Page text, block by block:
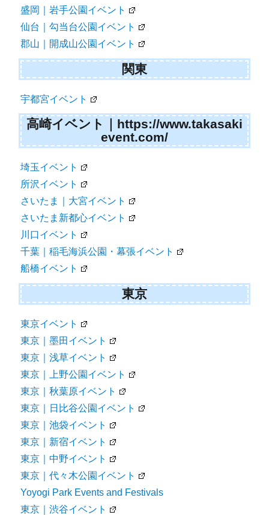
盛岡｜岩手公園イベント
仙台｜勾当台公園イベント
郡山｜開成山公園イベント
関東
宇都宮イベント
高崎イベント｜https://www.takasaki
event.com/
埼玉イベント
所沢イベント
さいたま｜大宮イベント
さいたま新都心イベント
川口イベント
千葉｜稲毛海浜公園・幕張イベント
船橋イベント
東京
東京イベント
東京｜墨田イベント
東京｜浅草イベント
東京｜上野公園イベント
東京｜秋葉原イベント
東京｜日比谷公園イベント
東京｜池袋イベント
東京｜新宿イベント
東京｜中野イベント
東京｜代々木公園イベント
Yoyogi Park Events and Festivals
東京｜渋谷イベント